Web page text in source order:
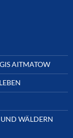
AITMATOW
WÄLDERN